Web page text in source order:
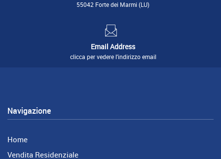
55042 Forte dei Marmi (LU)
Email Address
clicca per vedere l'indirizzo email
Navigazione
Home
Vendita Residenziale